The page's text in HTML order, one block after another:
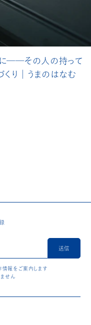
に──その人の持って
くり│うまのはなむ
送信
情報をご案内します
せん